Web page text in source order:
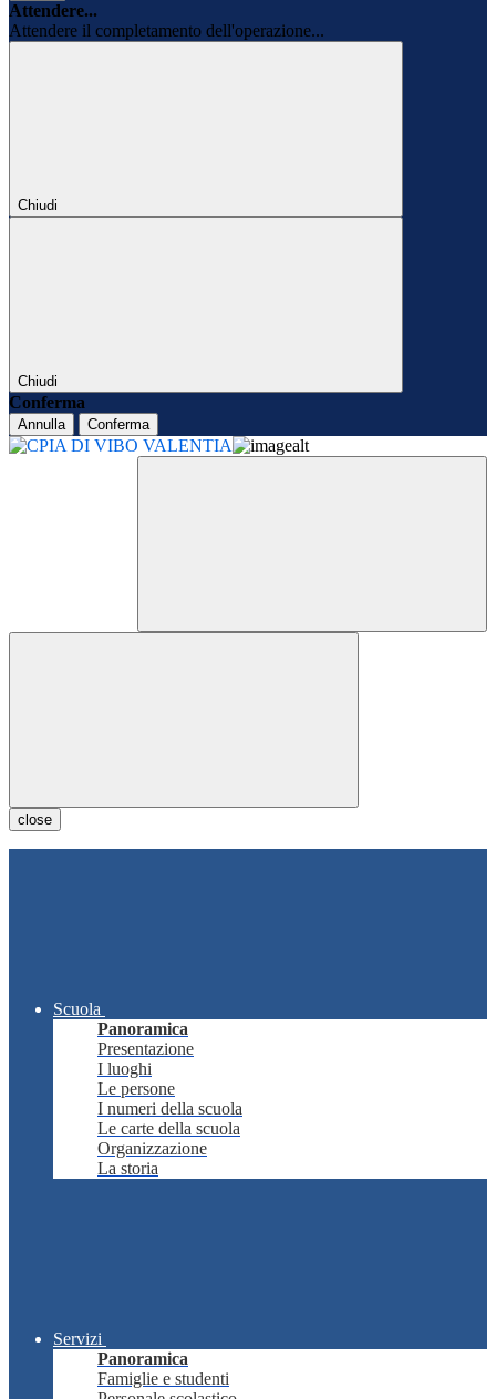
Attendere...
Attendere il completamento dell'operazione...
Chiudi
Chiudi
Conferma
Annulla Conferma
close
Scuola
Panoramica
Presentazione
I luoghi
Le persone
I numeri della scuola
Le carte della scuola
Organizzazione
La storia
Servizi
Panoramica
Famiglie e studenti